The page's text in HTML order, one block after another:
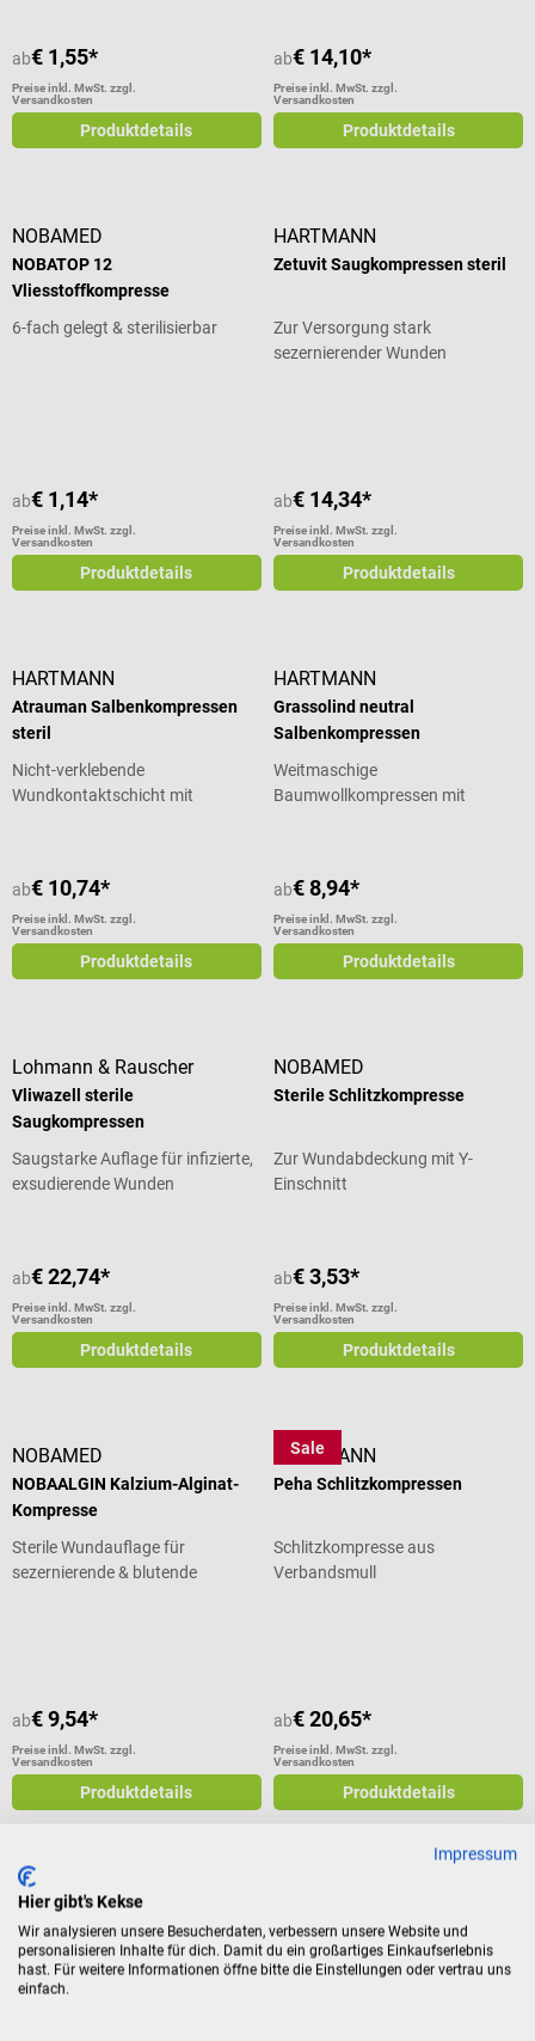
ab€ 1,55*
Preise inkl. MwSt. zzgl.
Versandkosten
Produktdetails
ab€ 14,10*
Preise inkl. MwSt. zzgl.
Versandkosten
Produktdetails
NOBAMED
NOBATOP 12
Vliesstoffkompresse
6-fach gelegt & sterilisierbar
ab€ 1,14*
Preise inkl. MwSt. zzgl.
Versandkosten
Produktdetails
HARTMANN
Zetuvit Saugkompressen steril
Zur Versorgung stark
sezernierender Wunden
ab€ 14,34*
Preise inkl. MwSt. zzgl.
Versandkosten
Produktdetails
HARTMANN
Atrauman Salbenkompressen
steril
Nicht-verklebende
Wundkontaktschicht mit
ab€ 10,74*
Preise inkl. MwSt. zzgl.
Versandkosten
Produktdetails
HARTMANN
Grassolind neutral
Salbenkompressen
Weitmaschige
Baumwollkompressen mit
ab€ 8,94*
Preise inkl. MwSt. zzgl.
Versandkosten
Produktdetails
Lohmann & Rauscher
Vliwazell sterile
Saugkompressen
Saugstarke Auflage für infizierte,
exsudierende Wunden
ab€ 22,74*
Preise inkl. MwSt. zzgl.
Versandkosten
Produktdetails
NOBAMED
Sterile Schlitzkompresse
Zur Wundabdeckung mit Y-
Einschnitt
ab€ 3,53*
Preise inkl. MwSt. zzgl.
Versandkosten
Produktdetails
NOBAMED
NOBAALGIN Kalzium-Alginat-
Kompresse
Sterile Wundauflage für
sezernierende & blutende
ab€ 9,54*
Preise inkl. MwSt. zzgl.
Versandkosten
Produktdetails
Sale
HARTMANN
Peha Schlitzkompressen
Schlitzkompresse aus
Verbandsmull
ab€ 20,65*
Preise inkl. MwSt. zzgl.
Versandkosten
Produktdetails
NOBAMED
NOBASPONGE Border Silikon
Schaumstoffverband
Für leicht-mittelstark nässende
Zetuvit Saugkompressen
unsteril
Impressum
Hier gibt's Kekse
Wir analysieren unsere Besucherdaten, verbessern unsere Website und
personalisieren Inhalte für dich. Damit du ein großartiges Einkaufserlebnis
hast. Für weitere Informationen öffne bitte die Einstellungen oder vertrau uns
einfach.